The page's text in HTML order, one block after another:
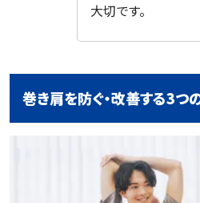
大切です。
巻き肩を防ぐ・改善する3つ